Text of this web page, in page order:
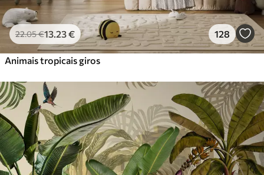
Peel and Stick
81.6749.00€/m²
22.05€13 .23€ 128
Animais tropicais giros